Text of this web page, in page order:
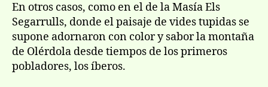
En otros casos, como en el de la Masí­a Els
Segarrulls, donde el paisaje de vides tupidas se
supone adornaron con color y sabor la montaña
de Olérdola desde tiempos de los primeros
pobladores, los í­beros.